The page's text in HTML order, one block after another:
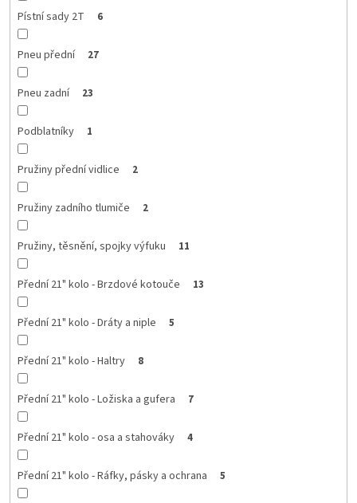
Pístní sady 2T 6
Pneu přední 27
Pneu zadní 23
Podblatníky 1
Pružiny přední vidlice 2
Pružiny zadního tlumiče 2
Pružiny, těsnění, spojky výfuku 11
Přední 21" kolo - Brzdové kotouče 13
Přední 21" kolo - Dráty a niple 5
Přední 21" kolo - Haltry 8
Přední 21" kolo - Ložiska a gufera 7
Přední 21" kolo - osa a stahováky 4
Přední 21" kolo - Ráfky, pásky a ochrana 5